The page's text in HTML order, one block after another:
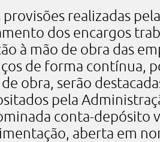
provisões realizadas
dos encargos
à mão de obra das
de forma contínua,
obra, serão
pela
conta-depósito
aberta em